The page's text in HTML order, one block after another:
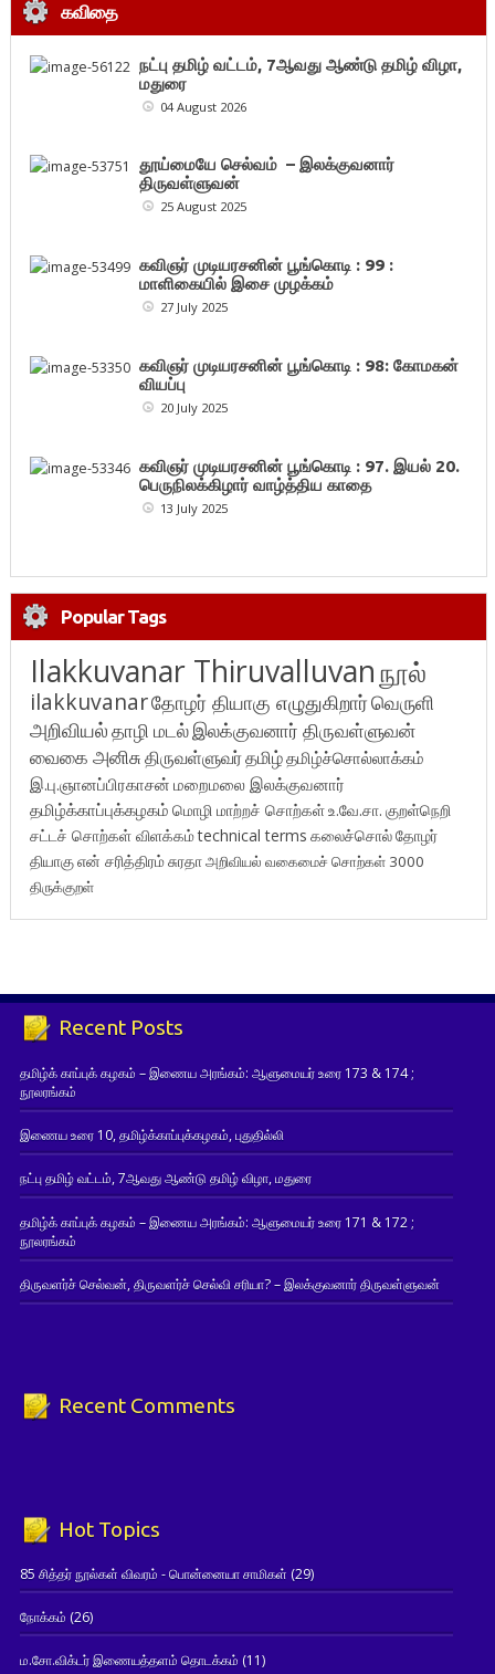
கவிதை
நட்பு தமிழ் வட்டம், 7ஆவது ஆண்டு தமிழ் விழா,
மதுரை
04 August 2026
தூய்மையே செல்வம் – இலக்குவனார்
திருவள்ளுவன்
25 August 2025
கவிஞர் முடியரசனின் பூங்கொடி : 99 :
மாளிகையில் இசை முழக்கம்
27 July 2025
கவிஞர் முடியரசனின் பூங்கொடி : 98: கோமகன்
வியப்பு
20 July 2025
கவிஞர் முடியரசனின் பூங்கொடி : 97. இயல் 20.
பெருநிலக்கிழார் வாழ்த்திய காதை
13 July 2025
Popular Tags
Ilakkuvanar Thiruvalluvanநூல்
ilakkuvanarதோழர் தியாகு எழுதுகிறார்வெருளி
அறிவியல்தாழி மடல்இலக்குவனார் திருவள்ளுவன்
வைகை அனிசுதிருவள்ளுவர்தமிழ்தமிழ்ச்சொல்லாக்கம்
இ.பு.ஞானப்பிரகாசன் மறைமலை இலக்குவனார்
தமிழ்க்காப்புக்கழகம் மொழி மாற்றச் சொற்கள்உ.வே.சா. குறள்நெறி
சட்டச் சொற்கள் விளக்கம்technical terms கலைச்சொல்தோழர்
தியாகுஎன் சரித்திரம்சுரதாஅறிவியல் வகைமைச் சொற்கள் 3000
திருக்குறள்
Recent Posts
தமிழ்க் காப்புக் கழகம் – இணைய அரங்கம்: ஆளுமையர் உரை 173 & 174 ;
நூலரங்கம்
இணைய உரை 10, தமிழ்க்காப்புக்கழகம், புதுதில்லி
நட்பு தமிழ் வட்டம், 7ஆவது ஆண்டு தமிழ் விழா, மதுரை
தமிழ்க் காப்புக் கழகம் – இணைய அரங்கம்: ஆளுமையர் உரை 171 & 172 ;
நூலரங்கம்
திருவளர்ச் செல்வன், திருவளர்ச் செல்வி சரியா? – இலக்குவனார் திருவள்ளுவன்
Recent Comments
Hot Topics
85 சித்தர் நூல்கள் விவரம் - பொன்னையா சாமிகள் (29)
நோக்கம் (26)
ம.சோ.விக்டர் இணையத்தளம் தொடக்கம் (11)